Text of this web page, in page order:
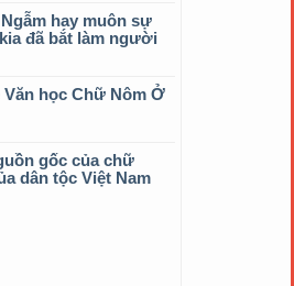
hay muôn sự
đã bắt làm người
học Chữ Nôm Ở
gốc của chữ
dân tộc Việt Nam